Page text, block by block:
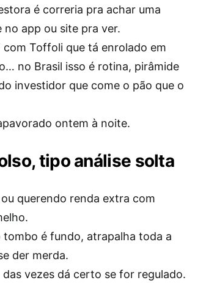
é correria pra achar uma
app ou site pra ver.
Toffoli que tá enrolado em
no Brasil isso é rotina, pirâmide
investidor que come o pão que o
ontem à noite.
tipo análise solta
querendo renda extra com
é fundo, atrapalha toda a
der merda.
vezes dá certo se for regulado.